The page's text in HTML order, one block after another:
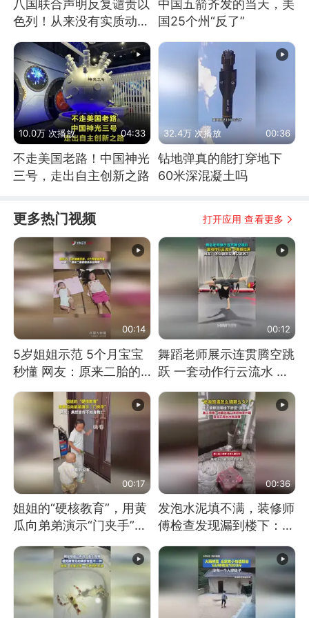
八国联合声明反复谴责以
色列！从来没有实质动
中国五箭齐发的当天，美
国25个州“反了”
10.0万 次播放 04:33
不走美国老路！中国神光
三号，走出自主创新之路
32.4万 次播放 00:36
钻地弹真的能打穿地下
60米深混凝土吗
更多热门视频 打开应用 查看更多
00:14
5岁姐姐示范 5个月宝宝
秒懂 网友：原来二胎的
快乐长这样
00:12
舞蹈老师展示连贯腾空跳
跃 一套动作行云流水 节
奏感拉满 网友：怎么做
到又舞又武的？
00:17
姐姐的“硬核教育”，用黄
瓜向弟弟演示“门夹手”，
网友：果然言传不如身
教！
00:36
发泡水泥填不满，装修师
傅检查发现漏到楼下：出
风口未延伸到外墙